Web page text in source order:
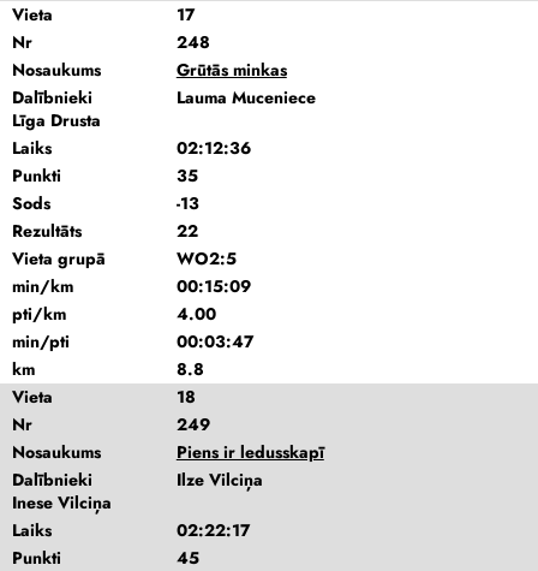
Vieta
17
Nr
248
Nosaukums
Grūtās minkas
Dalībnieki
Lauma Muceniece
Līga Drusta
Laiks
02:12:36
Punkti
35
Sods
-13
Rezultāts
22
Vieta grupā
WO2:5
min/km
00:15:09
pti/km
4.00
min/pti
00:03:47
km
8.8
Vieta
18
Nr
249
Nosaukums
Piens ir ledusskapī
Dalībnieki
Ilze Vilciņa
Inese Vilciņa
Laiks
02:22:17
Punkti
45